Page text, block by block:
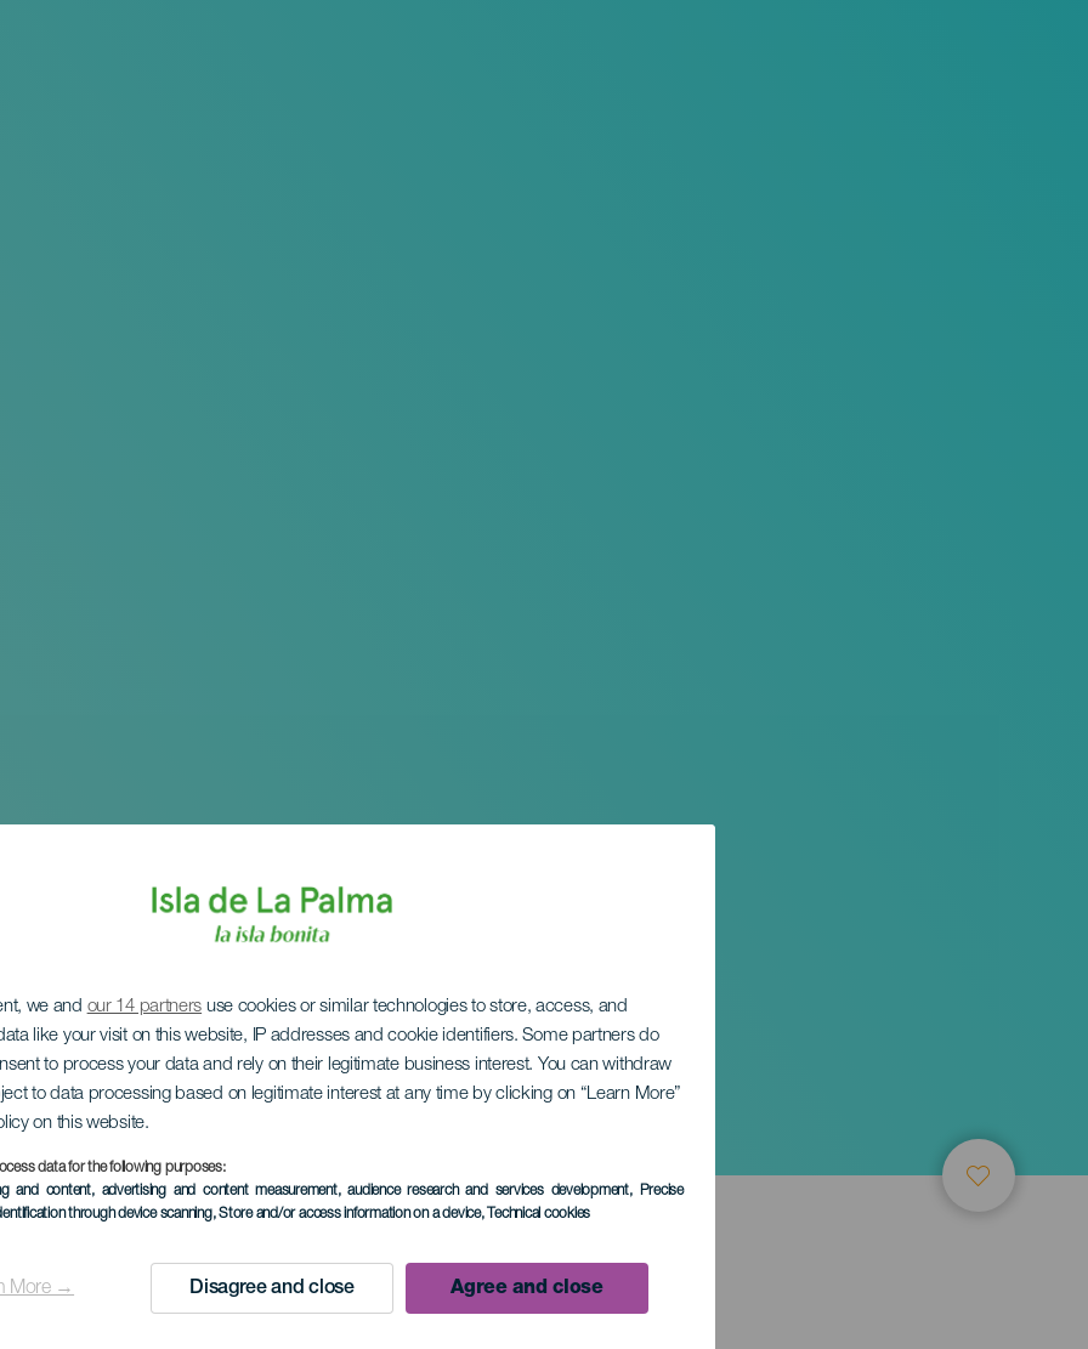
we and our 14 partners use cookies or similar technologies to store, access, and
like your visit on this website, IP addresses and cookie identifiers. Some partners do
to process your data and rely on their legitimate business interest. You can withdraw
to data processing based on legitimate interest at any time by clicking on “Learn More”
on this website.
data for the following purposes:
and content, advertising and content measurement, audience research and services development, Precise
through device scanning, Store and/or access information on a device, Technical cookies
More → Disagree and close Agree and close
MINIONE WYDARZENIA